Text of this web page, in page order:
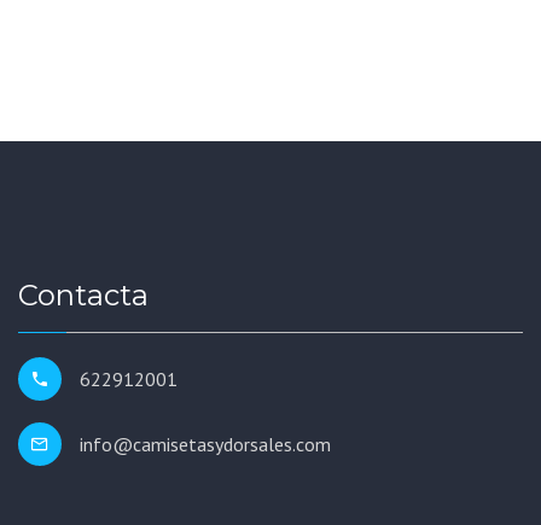
Contacta
622912001
info@camisetasydorsales.com